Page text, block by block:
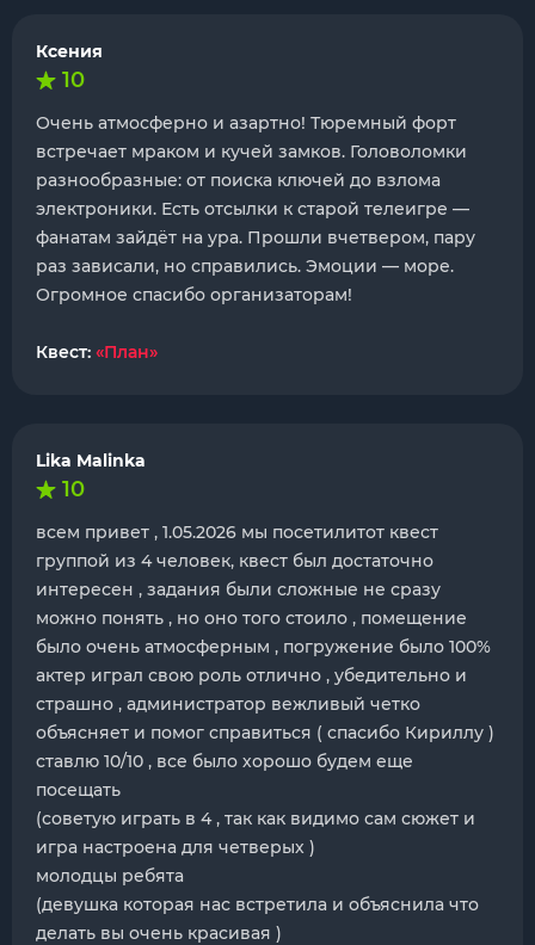
Ксения
10
Очень атмосферно и азартно! Тюремный форт
встречает мраком и кучей замков. Головоломки
разнообразные: от поиска ключей до взлома
электроники. Есть отсылки к старой телеигре —
фанатам зайдёт на ура. Прошли вчетвером, пару
раз зависали, но справились. Эмоции — море.
Огромное спасибо организаторам!
Квест: «План»
Lika Malinka
10
всем привет , 1.05.2026 мы посетилитот квест
группой из 4 человек, квест был достаточно
интересен , задания были сложные не сразу
можно понять , но оно того стоило , помещение
было очень атмосферным , погружение было 100%
актер играл свою роль отлично , убедительно и
страшно , администратор вежливый четко
объясняет и помог справиться ( спасибо Кириллу )
ставлю 10/10 , все было хорошо будем еще
посещать
(советую играть в 4 , так как видимо сам сюжет и
игра настроена для четверых )
молодцы ребята
(девушка которая нас встретила и объяснила что
делать вы очень красивая )